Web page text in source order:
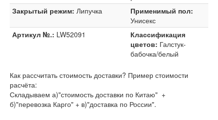
Закрытый режим: Липучка
Применимый пол:
Унисекс
Артикул №.: LW52091
Классификация
цветов: Галстук-
бабочка/белый
Как рассчитать стоимость доставки? Пример стоимости
расчёта:
Складываем а)"стоимость доставки по Китаю" +
б)"перевозка Карго" + в)"доставка по России".